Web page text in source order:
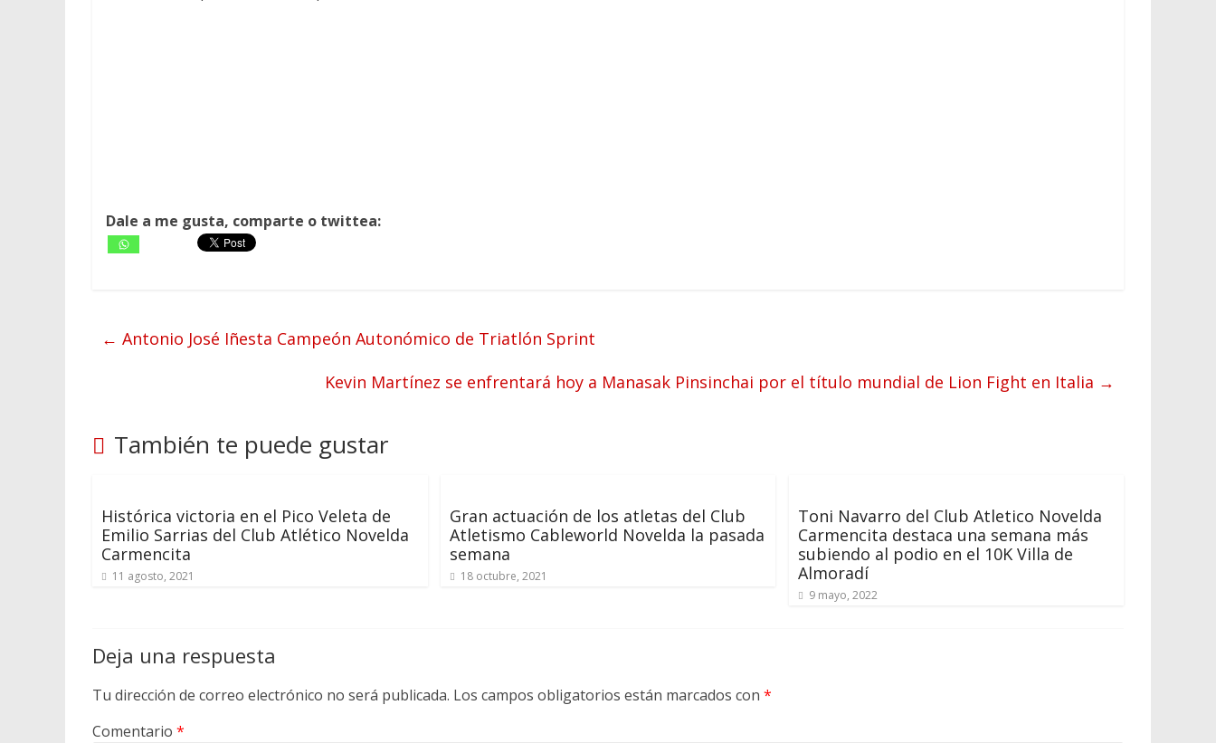
Dale a me gusta, comparte o twittea:
← Antonio José Iñesta Campeón Autonómico de Triatlón Sprint
Kevin Martínez se enfrentará hoy a Manasak Pinsinchai por el título mundial de Lion Fight en Italia →
También te puede gustar
Histórica victoria en el Pico Veleta de
Emilio Sarrias del Club Atlético Novelda
Carmencita
11 agosto, 2021
Gran actuación de los atletas del Club
Atletismo Cableworld Novelda la pasada
semana
18 octubre, 2021
Toni Navarro del Club Atletico Novelda
Carmencita destaca una semana más
subiendo al podio en el 10K Villa de
Almoradí
9 mayo, 2022
Deja una respuesta
Tu dirección de correo electrónico no será publicada. Los campos obligatorios están marcados con *
Comentario *